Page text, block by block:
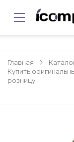
Главная
Купить
розницу